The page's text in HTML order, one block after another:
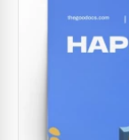
Siamo felici
creativo di
Slides. Se
compleanno,
Google Slides